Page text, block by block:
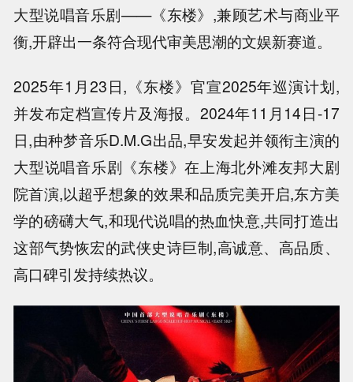
大型说唱音乐剧——《东楼》,兼顾艺术与商业平
衡,开辟出一条符合现代审美思潮的文娱新赛道。
2025年1月23日,《东楼》官宣2025年巡演计划,
并发布定档宣传片及海报。2024年11月14日-17
日,由种梦音乐D.M.G出品,早安发起并领衔主演的
大型说唱音乐剧《东楼》在上海北外滩友邦大剧
院首演,以超乎想象的效果和品质完美开启,东方美
学的磅礴大气,和现代说唱的热血快意,共同打造出
这部气势恢宏的武侠史诗巨制,高诚意、高品质、
高口碑引发持续热议。